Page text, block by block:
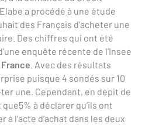
a procédé à une étude
des Français d’acheter une
Des chiffres qui ont été
enquête récente de l’Insee
France. Avec des résultats
puisque 4 sondés sur 10
une. Cependant, en dépit de
que5% à déclarer qu’ils ont
à l’acte d’achat dans les deux